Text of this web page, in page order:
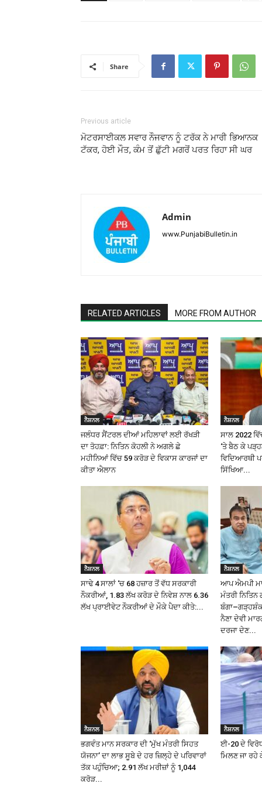
Share
Previous article
ਮੋਟਰਸਾਈਕਲ ਸਵਾਰ ਨੌਜਵਾਨ ਨੂੰ ਟਰੱਕ ਨੇ ਮਾਰੀ ਭਿਆਨਕ
ਟੱਕਰ, ਹੋਈ ਮੌਤ, ਕੰਮ ਤੋਂ ਛੁੱਟੀ ਮਗਰੋਂ ਪਰਤ ਰਿਹਾ ਸੀ ਘਰ
Admin
www.PunjabiBulletin.in
RELATED ARTICLES MORE FROM AUTHOR
ਨੈਸ਼ਨਲ
ਜਲੰਧਰ ਸੈਂਟਰਲ ਦੀਆਂ ਮਹਿਲਾਵਾਂ ਲਈ ਰੱਖੜੀ
ਦਾ ਤੋਹਫ਼ਾ: ਨਿਤਿਨ ਕੋਹਲੀ ਨੇ ਅਗਲੇ ਛੇ
ਮਹੀਨਿਆਂ ਵਿੱਚ ₹59 ਕਰੋੜ ਦੇ ਵਿਕਾਸ ਕਾਰਜਾਂ ਦਾ
ਕੀਤਾ ਐਲਾਨ
ਨੈਸ਼ਨਲ
ਸਾਲ 2022
‘ਤੇ ਬੈਠ ਕੇ
ਵਿਦਿਆਰਥੀ
ਸਿੱਖਿਆ...
ਨੈਸ਼ਨਲ
ਸਾਢੇ 4 ਸਾਲਾਂ ‘ਚ 68 ਹਜ਼ਾਰ ਤੋਂ ਵੱਧ ਸਰਕਾਰੀ
ਨੌਕਰੀਆਂ, 1.83 ਲੱਖ ਕਰੋੜ ਦੇ ਨਿਵੇਸ਼ ਨਾਲ 6.36
ਲੱਖ ਪ੍ਰਾਈਵੇਟ ਨੌਕਰੀਆਂ ਦੇ ਮੌਕੇ ਪੈਦਾ ਕੀਤੇ:...
ਨੈਸ਼ਨਲ
ਆਪ ਐਮਪੀ
ਮੰਤਰੀ ਨਿਤਿਨ
ਨੈਣਾ ਦੇਵੀ
ਦਰਜਾ ਦੇਣ...
ਨੈਸ਼ਨਲ
ਭਗਵੰਤ ਮਾਨ ਸਰਕਾਰ ਦੀ ‘ਮੁੱਖ ਮੰਤਰੀ ਸਿਹਤ
ਯੋਜਨਾ’ ਦਾ ਲਾਭ ਸੂਬੇ ਦੇ ਹਰ ਜ਼ਿਲ੍ਹੇ ਦੇ ਪਰਿਵਾਰਾਂ
ਤੱਕ ਪਹੁੰਚਿਆ; 2.91 ਲੱਖ ਮਰੀਜ਼ਾਂ ਨੂੰ ₹1,044
ਕਰੋੜ...
ਨੈਸ਼ਨਲ
ਈ-20 ਦੇ
ਮਿਲਣ ਜਾ ਰਹੇ